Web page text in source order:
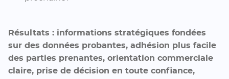
Résultats : informations stratégiques fondées
sur des données probantes, adhésion plus facile
des parties prenantes, orientation commerciale
claire, prise de décision en toute confiance,